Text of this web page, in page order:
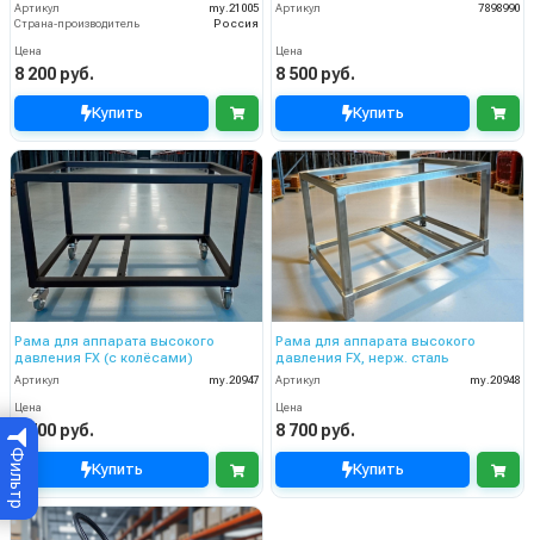
Фильтр
Артикул
my.21005
Страна-производитель
Россия
Цена
8 200 руб.
Купить
Артикул 7898990
Цена
8 500 руб.
Купить
Рама для аппарата высокого
давления FX (с колёсами)
Артикул my.20947
Цена
8 700 руб.
Купить
Рама для аппарата высокого
давления FX, нерж. сталь
Артикул my.20948
Цена
8 700 руб.
Купить